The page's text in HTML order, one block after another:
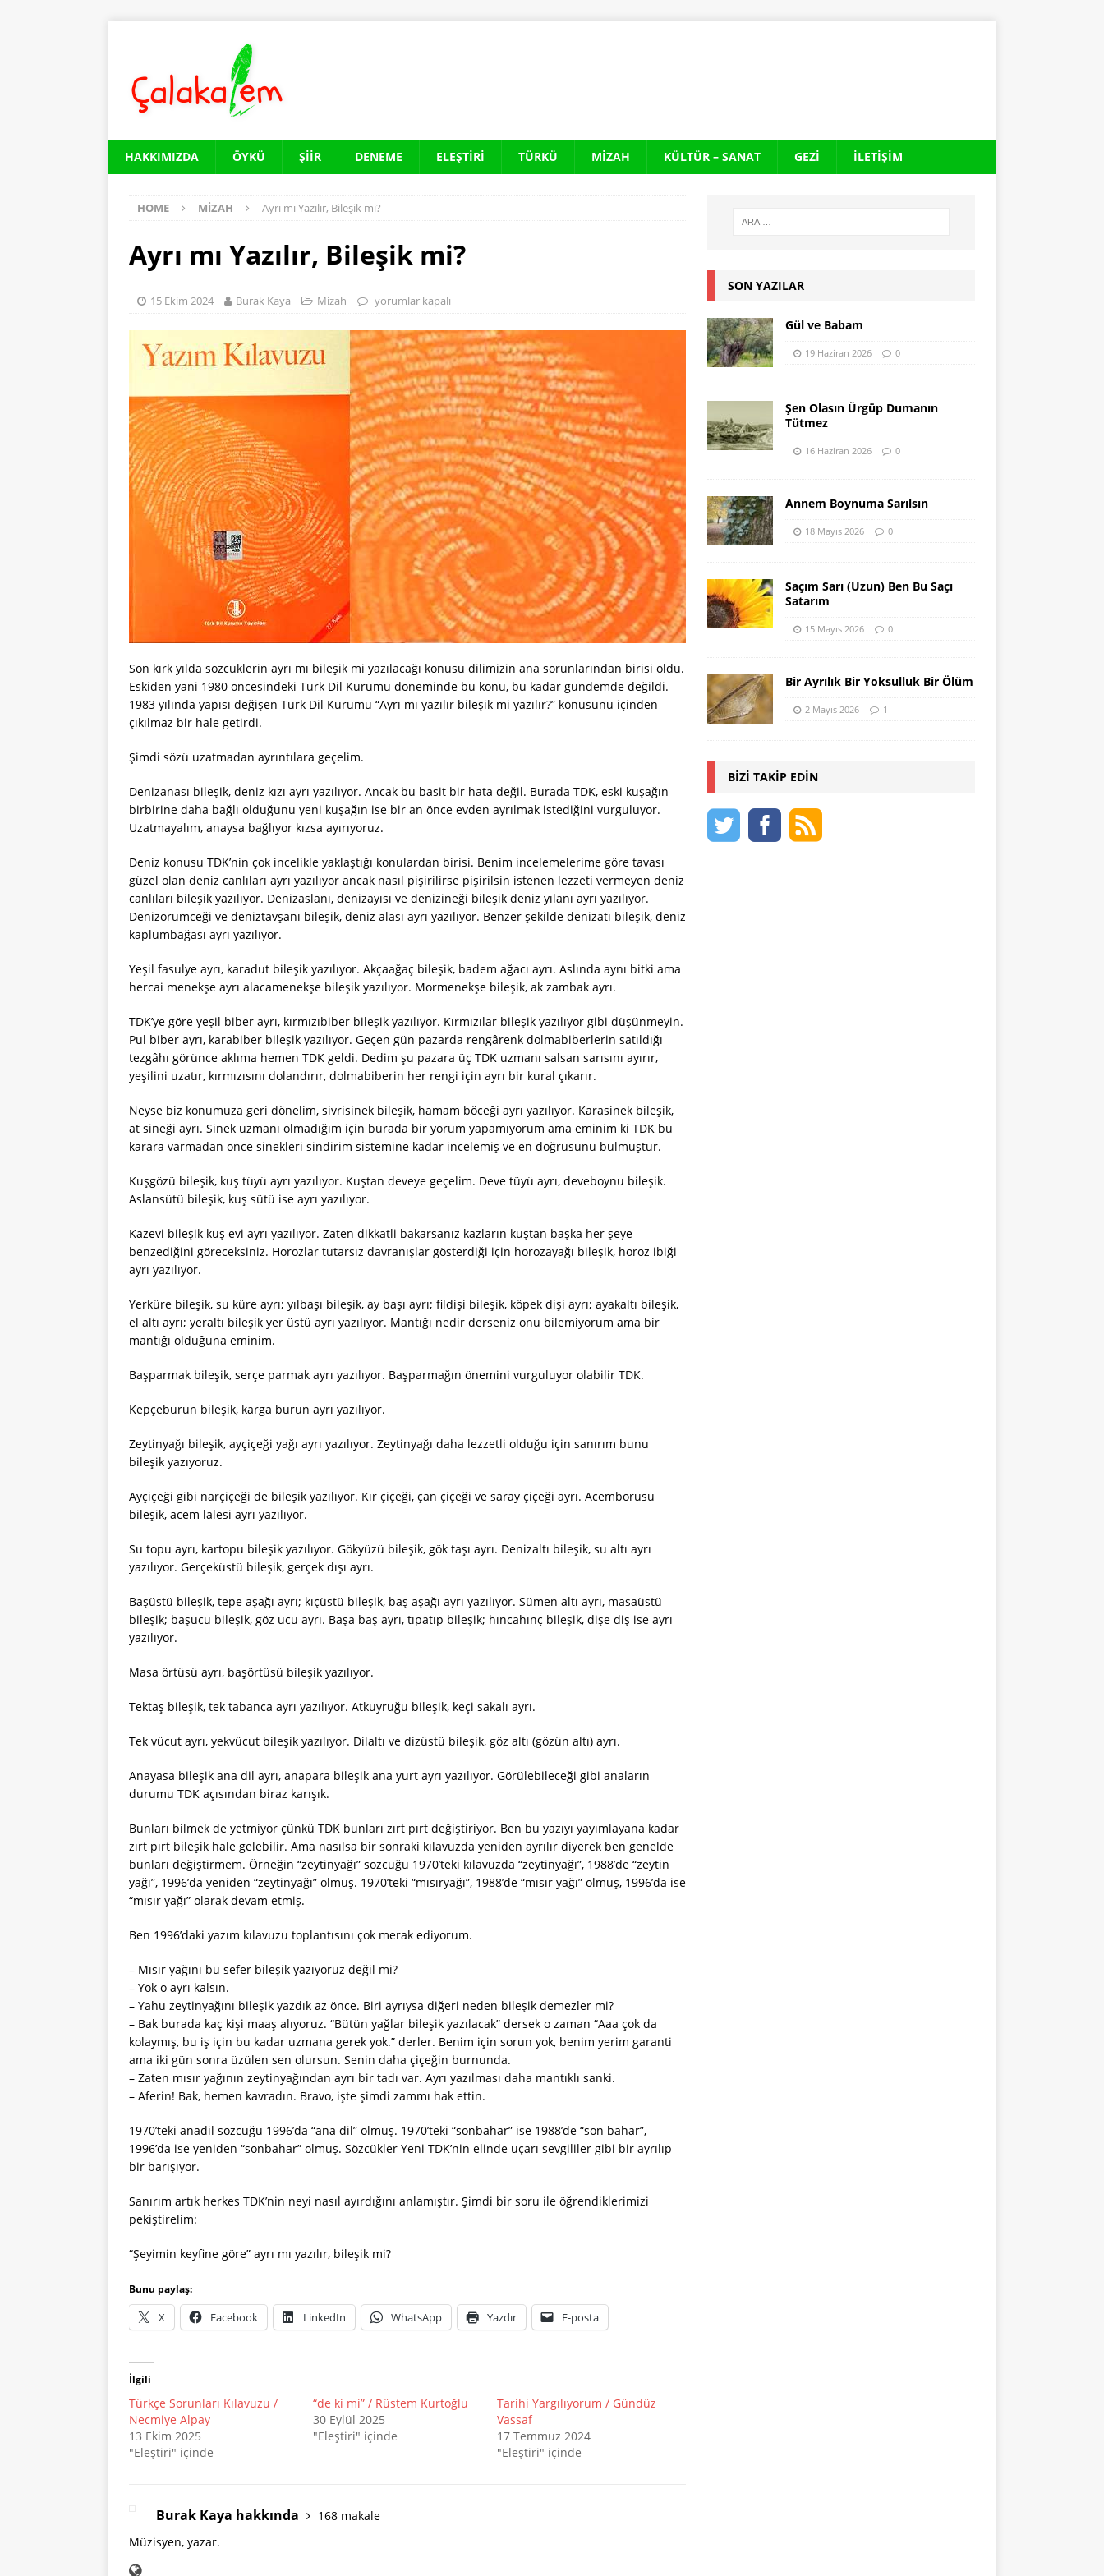
HAKKIMIZDA ÖYKÜ ŞIIR DENEME ELEŞTIRI TÜRKÜ MIZAH KÜLTÜR – SANAT GEZI İLETIŞIM
HOME MIZAH Ayrı mı Yazılır, Bileşik mi?
Ayrı mı Yazılır, Bileşik mi?
15 Ekim 2024 Burak Kaya Mizah yorumlar kapalı
Son kırk yılda sözcüklerin ayrı mı bileşik mi yazılacağı konusu dilimizin ana sorunlarından birisi oldu.
Eskiden yani 1980 öncesindeki Türk Dil Kurumu döneminde bu konu, bu kadar gündemde değildi.
1983 yılında yapısı değişen Türk Dil Kurumu “Ayrı mı yazılır bileşik mi yazılır?” konusunu içinden
çıkılmaz bir hale getirdi.
Şimdi sözü uzatmadan ayrıntılara geçelim.
Denizanası bileşik, deniz kızı ayrı yazılıyor. Ancak bu basit bir hata değil. Burada TDK, eski kuşağın
birbirine daha bağlı olduğunu yeni kuşağın ise bir an önce evden ayrılmak istediğini vurguluyor.
Uzatmayalım, anaysa bağlıyor kızsa ayırıyoruz.
Deniz konusu TDK’nin çok incelikle yaklaştığı konulardan birisi. Benim incelemelerime göre tavası
güzel olan deniz canlıları ayrı yazılıyor ancak nasıl pişirilirse pişirilsin istenen lezzeti vermeyen deniz
canlıları bileşik yazılıyor. Denizaslanı, denizayısı ve denizineği bileşik deniz yılanı ayrı yazılıyor.
Denizörümceği ve deniztavşanı bileşik, deniz alası ayrı yazılıyor. Benzer şekilde denizatı bileşik, deniz
kaplumbağası ayrı yazılıyor.
Yeşil fasulye ayrı, karadut bileşik yazılıyor. Akçaağaç bileşik, badem ağacı ayrı. Aslında aynı bitki ama
hercai menekşe ayrı alacamenekşe bileşik yazılıyor. Mormenekşe bileşik, ak zambak ayrı.
TDK’ye göre yeşil biber ayrı, kırmızıbiber bileşik yazılıyor. Kırmızılar bileşik yazılıyor gibi düşünmeyin.
Pul biber ayrı, karabiber bileşik yazılıyor. Geçen gün pazarda rengârenk dolmabiberlerin satıldığı
tezgâhı görünce aklıma hemen TDK geldi. Dedim şu pazara üç TDK uzmanı salsan sarısını ayırır,
yeşilini uzatır, kırmızısını dolandırır, dolmabiberin her rengi için ayrı bir kural çıkarır.
Neyse biz konumuza geri dönelim, sivrisinek bileşik, hamam böceği ayrı yazılıyor. Karasinek bileşik,
at sineği ayrı. Sinek uzmanı olmadığım için burada bir yorum yapamıyorum ama eminim ki TDK bu
karara varmadan önce sinekleri sindirim sistemine kadar incelemiş ve en doğrusunu bulmuştur.
Kuşgözü bileşik, kuş tüyü ayrı yazılıyor. Kuştan deveye geçelim. Deve tüyü ayrı, deveboynu bileşik.
Aslansütü bileşik, kuş sütü ise ayrı yazılıyor.
Kazevi bileşik kuş evi ayrı yazılıyor. Zaten dikkatli bakarsanız kazların kuştan başka her şeye
benzediğini göreceksiniz. Horozlar tutarsız davranışlar gösterdiği için horozayağı bileşik, horoz ibiği
ayrı yazılıyor.
Yerküre bileşik, su küre ayrı; yılbaşı bileşik, ay başı ayrı; fildişi bileşik, köpek dişi ayrı; ayakaltı bileşik,
el altı ayrı; yeraltı bileşik yer üstü ayrı yazılıyor. Mantığı nedir derseniz onu bilemiyorum ama bir
mantığı olduğuna eminim.
Başparmak bileşik, serçe parmak ayrı yazılıyor. Başparmağın önemini vurguluyor olabilir TDK.
Kepçeburun bileşik, karga burun ayrı yazılıyor.
Zeytinyağı bileşik, ayçiçeği yağı ayrı yazılıyor. Zeytinyağı daha lezzetli olduğu için sanırım bunu
bileşik yazıyoruz.
Ayçiçeği gibi narçiçeği de bileşik yazılıyor. Kır çiçeği, çan çiçeği ve saray çiçeği ayrı. Acemborusu
bileşik, acem lalesi ayrı yazılıyor.
Su topu ayrı, kartopu bileşik yazılıyor. Gökyüzü bileşik, gök taşı ayrı. Denizaltı bileşik, su altı ayrı
yazılıyor. Gerçeküstü bileşik, gerçek dışı ayrı.
Başüstü bileşik, tepe aşağı ayrı; kıçüstü bileşik, baş aşağı ayrı yazılıyor. Sümen altı ayrı, masaüstü
bileşik; başucu bileşik, göz ucu ayrı. Başa baş ayrı, tıpatıp bileşik; hıncahınç bileşik, dişe diş ise ayrı
yazılıyor.
Masa örtüsü ayrı, başörtüsü bileşik yazılıyor.
Tektaş bileşik, tek tabanca ayrı yazılıyor. Atkuyruğu bileşik, keçi sakalı ayrı.
Tek vücut ayrı, yekvücut bileşik yazılıyor. Dilaltı ve dizüstü bileşik, göz altı (gözün altı) ayrı.
Anayasa bileşik ana dil ayrı, anapara bileşik ana yurt ayrı yazılıyor. Görülebileceği gibi anaların
durumu TDK açısından biraz karışık.
Bunları bilmek de yetmiyor çünkü TDK bunları zırt pırt değiştiriyor. Ben bu yazıyı yayımlayana kadar
zırt pırt bileşik hale gelebilir. Ama nasılsa bir sonraki kılavuzda yeniden ayrılır diyerek ben genelde
bunları değiştirmem. Örneğin “zeytinyağı” sözcüğü 1970’teki kılavuzda “zeytinyağı”, 1988’de “zeytin
yağı”, 1996’da yeniden “zeytinyağı” olmuş. 1970’teki “mısıryağı”, 1988’de “mısır yağı” olmuş, 1996’da ise
“mısır yağı” olarak devam etmiş.
Ben 1996’daki yazım kılavuzu toplantısını çok merak ediyorum.
– Mısır yağını bu sefer bileşik yazıyoruz değil mi?
– Yok o ayrı kalsın.
– Yahu zeytinyağını bileşik yazdık az önce. Biri ayrıysa diğeri neden bileşik demezler mi?
– Bak burada kaç kişi maaş alıyoruz. “Bütün yağlar bileşik yazılacak” dersek o zaman “Aaa çok da
kolaymış, bu iş için bu kadar uzmana gerek yok.” derler. Benim için sorun yok, benim yerim garanti
ama iki gün sonra üzülen sen olursun. Senin daha çiçeğin burnunda.
– Zaten mısır yağının zeytinyağından ayrı bir tadı var. Ayrı yazılması daha mantıklı sanki.
– Aferin! Bak, hemen kavradın. Bravo, işte şimdi zammı hak ettin.
1970’teki anadil sözcüğü 1996’da “ana dil” olmuş. 1970’teki “sonbahar” ise 1988’de “son bahar”,
1996’da ise yeniden “sonbahar” olmuş. Sözcükler Yeni TDK’nin elinde uçarı sevgililer gibi bir ayrılıp
bir barışıyor.
Sanırım artık herkes TDK’nin neyi nasıl ayırdığını anlamıştır. Şimdi bir soru ile öğrendiklerimizi
pekiştirelim:
“Şeyimin keyfine göre” ayrı mı yazılır, bileşik mi?
Bunu paylaş:
X Facebook LinkedIn WhatsApp Yazdır E-posta
İlgili
Türkçe Sorunları Kılavuzu /
Necmiye Alpay
13 Ekim 2025
"Eleştiri" içinde
“de ki mi” / Rüstem Kurtoğlu
30 Eylül 2025
"Eleştiri" içinde
Tarihi Yargılıyorum / Gündüz
Vassaf
17 Temmuz 2024
"Eleştiri" içinde
Burak Kaya hakkında
168 makale
Müzisyen, yazar.
SON YAZILAR
Gül ve Babam
19 Haziran 2026 0
Şen Olasın Ürgüp Dumanın
Tütmez
16 Haziran 2026 0
Annem Boynuma Sarılsın
18 Mayıs 2026 0
Saçım Sarı (Uzun) Ben Bu Saçı
Satarım
15 Mayıs 2026 0
Bir Ayrılık Bir Yoksulluk Bir Ölüm
2 Mayıs 2026 1
BIZI TAKIP EDIN